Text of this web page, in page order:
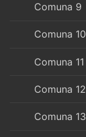
Comuna 9
Comuna 10
Comuna 11
Comuna 12
Comuna 13